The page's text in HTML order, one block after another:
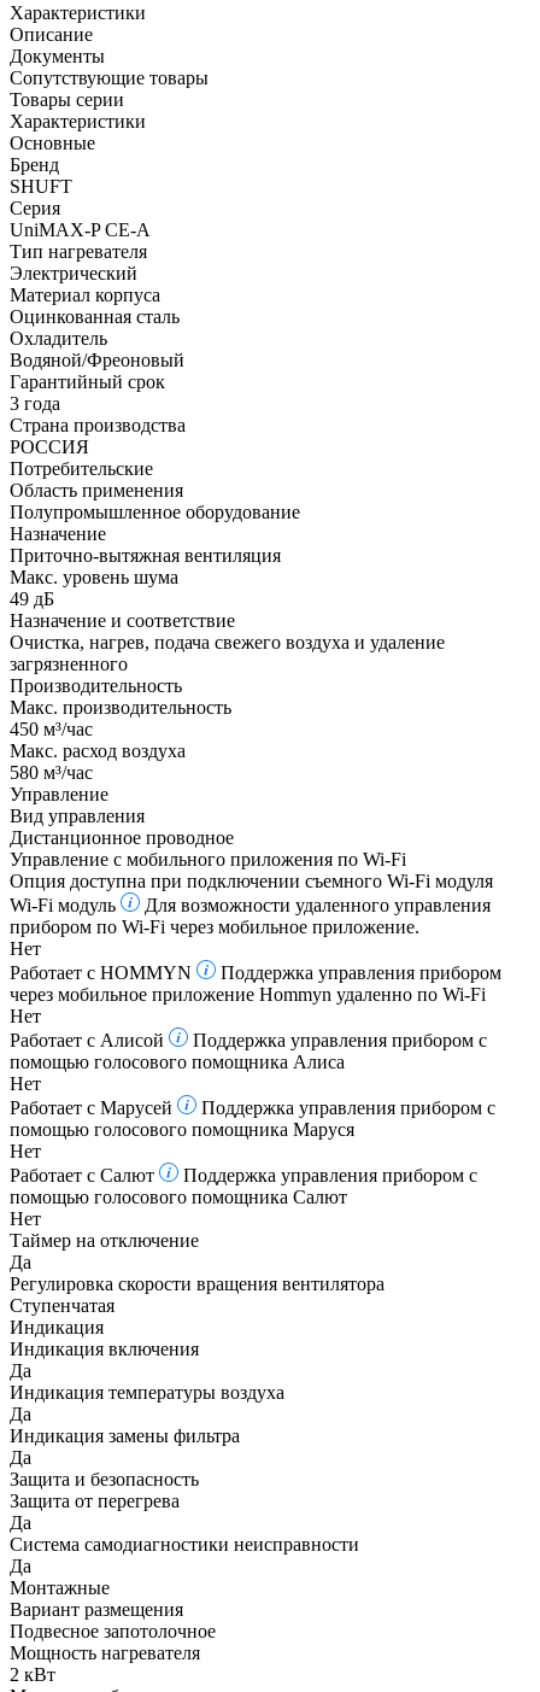
Характеристики
Описание
Документы
Сопутствующие товары
Товары серии
Характеристики
Основные
Бренд
SHUFT
Серия
UniMAX-P CE-A
Тип нагревателя
Электрический
Материал корпуса
Оцинкованная сталь
Охладитель
Водяной/Фреоновый
Гарантийный срок
3 года
Страна производства
РОССИЯ
Потребительские
Область применения
Полупромышленное оборудование
Назначение
Приточно-вытяжная вентиляция
Макс. уровень шума
49 дБ
Назначение и соответствие
Очистка, нагрев, подача свежего воздуха и удаление
загрязненного
Производительность
Макс. производительность
450 м³/час
Макс. расход воздуха
580 м³/час
Управление
Вид управления
Дистанционное проводное
Управление c мобильного приложения по Wi-Fi
Опция доступна при подключении съемного Wi-Fi модуля
Wi-Fi модуль
Для возможности удаленного управления
прибором по Wi-Fi через мобильное приложение.
Нет
Работает с HOMMYN
Поддержка управления прибором
через мобильное приложение Hommyn удаленно по Wi-Fi
Нет
Работает с Алисой
Поддержка управления прибором с
помощью голосового помощника Алиса
Нет
Работает с Марусей
Поддержка управления прибором с
помощью голосового помощника Маруся
Нет
Работает с Салют
Поддержка управления прибором с
помощью голосового помощника Салют
Нет
Таймер на отключение
Да
Регулировка скорости вращения вентилятора
Ступенчатая
Индикация
Индикация включения
Да
Индикация температуры воздуха
Да
Индикация замены фильтра
Да
Защита и безопасность
Защита от перегрева
Да
Система самодиагностики неисправности
Да
Монтажные
Вариант размещения
Подвесное запотолочное
Мощность нагревателя
2 кВт